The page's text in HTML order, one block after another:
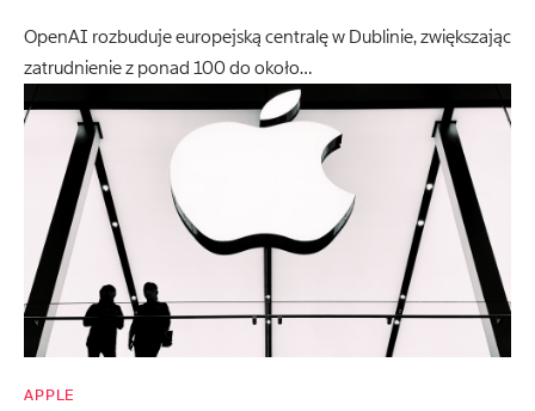
OpenAI rozbuduje europejską centralę w Dublinie, zwiększając
zatrudnienie z ponad 100 do około…
APPLE